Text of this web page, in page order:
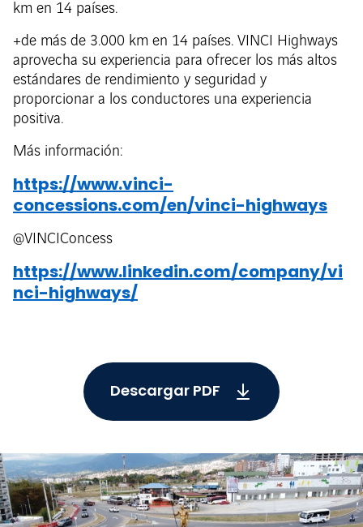
km en 14 países.
+de más de 3.000 km en 14 países. VINCI Highways
aprovecha su experiencia para ofrecer los más altos
estándares de rendimiento y seguridad y
proporcionar a los conductores una experiencia
positiva.
Más información:
https://www.vinci-
concessions.com/en/vinci-highways
@VINCIConcess
https://www.linkedin.com/company/vi
nci-highways/
Descargar PDF